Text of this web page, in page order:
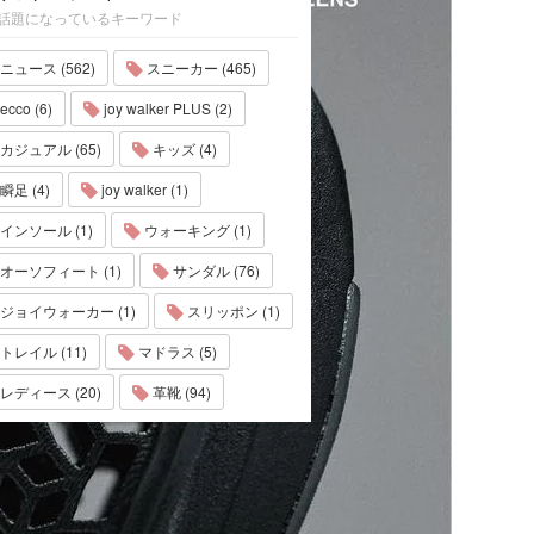
題になっているキーワード
ュース (562)
スニーカー (465)
(6)
joy walker PLUS (2)
ジュアル (65)
キッズ (4)
足 (4)
joy walker (1)
ンソール (1)
ウォーキング (1)
ーソフィート (1)
サンダル (76)
ョイウォーカー (1)
スリッポン (1)
レイル (11)
マドラス (5)
ディース (20)
革靴 (94)